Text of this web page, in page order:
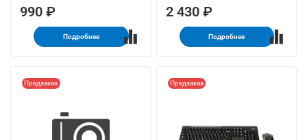
990 ₽
Подробнее
2 430 ₽
Подробнее
Предзаказ Предзаказ